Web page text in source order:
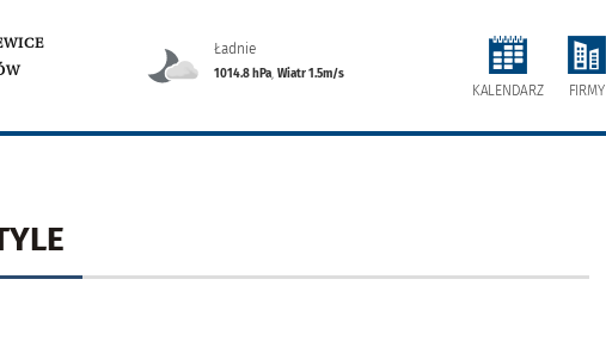
Ładnie
1014.8 hPa,Wiatr 1.5m/s
KALENDARZ FIRMY